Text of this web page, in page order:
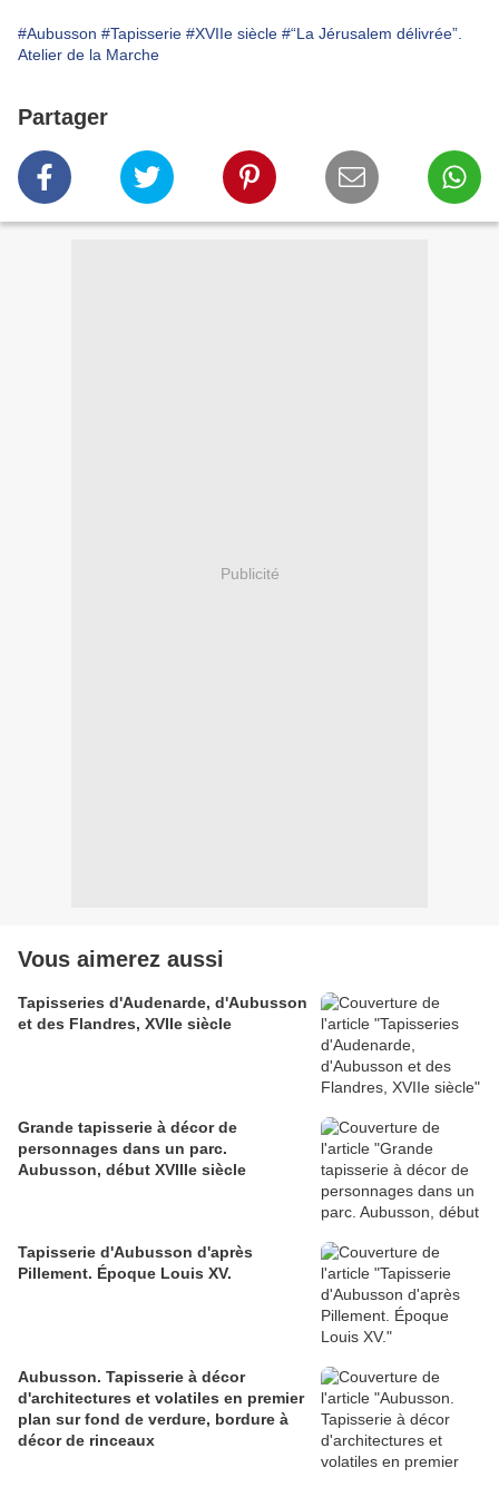
#Aubusson #Tapisserie #XVIIe siècle #“La Jérusalem délivrée”.
Atelier de la Marche
Partager
Publicité
Vous aimerez aussi
Tapisseries d'Audenarde, d'Aubusson
et des Flandres, XVIIe siècle
Grande tapisserie à décor de
personnages dans un parc.
Aubusson, début XVIIIe siècle
Tapisserie d'Aubusson d'après
Pillement. Époque Louis XV.
Aubusson. Tapisserie à décor
d'architectures et volatiles en premier
plan sur fond de verdure, bordure à
décor de rinceaux